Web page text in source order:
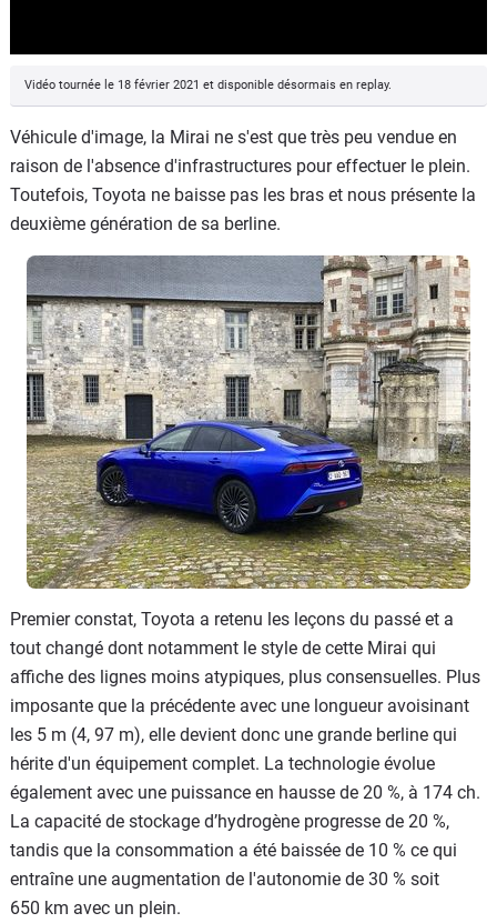
Vidéo tournée le 18 février 2021 et disponible désormais en replay.
Véhicule d'image, la Mirai ne s'est que très peu vendue en
raison de l'absence d'infrastructures pour effectuer le plein.
Toutefois, Toyota ne baisse pas les bras et nous présente la
deuxième génération de sa berline.
Premier constat, Toyota a retenu les leçons du passé et a
tout changé dont notamment le style de cette Mirai qui
affiche des lignes moins atypiques, plus consensuelles. Plus
imposante que la précédente avec une longueur avoisinant
les 5 m (4, 97 m), elle devient donc une grande berline qui
hérite d'un équipement complet. La technologie évolue
également avec une puissance en hausse de 20 %, à 174 ch.
La capacité de stockage d’hydrogène progresse de 20 %,
tandis que la consommation a été baissée de 10 % ce qui
entraîne une augmentation de l'autonomie de 30 % soit
650 km avec un plein.